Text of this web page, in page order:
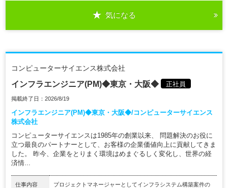
気になる
コンピューターサイエンス株式会社
インフラエンジニア(PM)◆東京・大阪◆ 正社員
掲載終了日：2026/8/19
インフラエンジニア(PM)◆東京・大阪◆/コンピューターサイエンス
株式会社
コンピューターサイエンスは1985年の創業以来、 問題解決のお役に
立つ最良のパートナーとして、お客様の企業価値向上に貢献してきま
した。 昨今、企業をとりまく環境はめまぐるしく変化し、世界の経
済情...
仕事内容
プロジェクトマネージャーとしてインフラシステム構築案件の